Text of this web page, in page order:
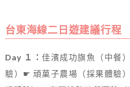
台東海線二日遊建議行程
Day １： 佳濱成功旗魚（中餐
驗）☛ 頑菓子農場（採果體驗